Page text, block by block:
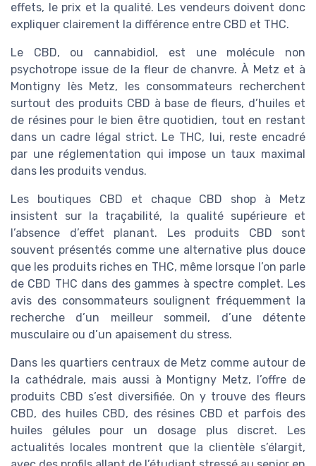
effets, le prix et la qualité. Les vendeurs doivent donc
expliquer clairement la différence entre CBD et THC.
Le CBD, ou cannabidiol, est une molécule non
psychotrope issue de la fleur de chanvre. À Metz et à
Montigny lès Metz, les consommateurs recherchent
surtout des produits CBD à base de fleurs, d’huiles et
de résines pour le bien être quotidien, tout en restant
dans un cadre légal strict. Le THC, lui, reste encadré
par une réglementation qui impose un taux maximal
dans les produits vendus.
Les boutiques CBD et chaque CBD shop à Metz
insistent sur la traçabilité, la qualité supérieure et
l’absence d’effet planant. Les produits CBD sont
souvent présentés comme une alternative plus douce
que les produits riches en THC, même lorsque l’on parle
de CBD THC dans des gammes à spectre complet. Les
avis des consommateurs soulignent fréquemment la
recherche d’un meilleur sommeil, d’une détente
musculaire ou d’un apaisement du stress.
Dans les quartiers centraux de Metz comme autour de
la cathédrale, mais aussi à Montigny Metz, l’offre de
produits CBD s’est diversifiée. On y trouve des fleurs
CBD, des huiles CBD, des résines CBD et parfois des
huiles gélules pour un dosage plus discret. Les
actualités locales montrent que la clientèle s’élargit,